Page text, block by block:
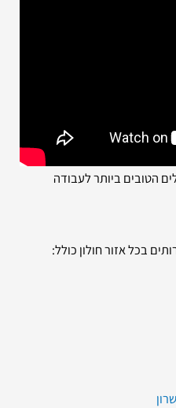
הטובים ביותר לעבודה
בכל אזור חולון כולל: